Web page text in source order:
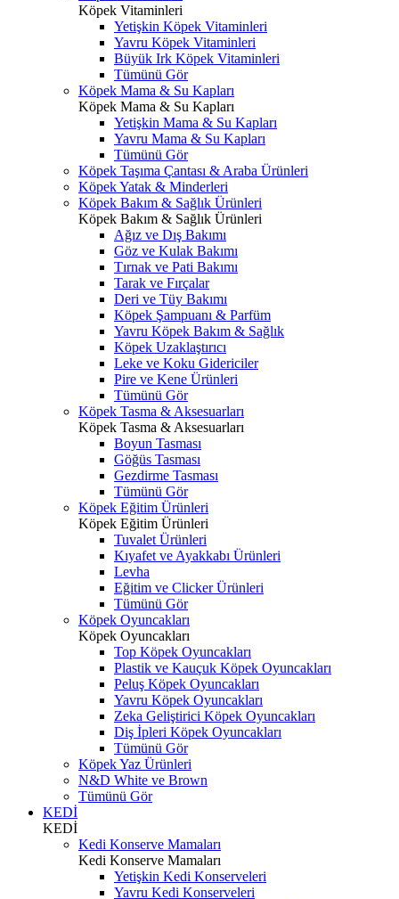
Köpek Vitaminleri
Yetişkin Köpek Vitaminleri
Yavru Köpek Vitaminleri
Büyük Irk Köpek Vitaminleri
Tümünü Gör
Köpek Mama & Su Kapları
Köpek Mama & Su Kapları
Yetişkin Mama & Su Kapları
Yavru Mama & Su Kapları
Tümünü Gör
Köpek Taşıma Çantası & Araba Ürünleri
Köpek Yatak & Minderleri
Köpek Bakım & Sağlık Ürünleri
Köpek Bakım & Sağlık Ürünleri
Ağız ve Dış Bakımı
Göz ve Kulak Bakımı
Tırnak ve Pati Bakımı
Tarak ve Fırçalar
Deri ve Tüy Bakımı
Köpek Şampuanı & Parfüm
Yavru Köpek Bakım & Sağlık
Köpek Uzaklaştırıcı
Leke ve Koku Gidericiler
Pire ve Kene Ürünleri
Tümünü Gör
Köpek Tasma & Aksesuarları
Köpek Tasma & Aksesuarları
Boyun Tasması
Göğüs Tasması
Gezdirme Tasması
Tümünü Gör
Köpek Eğitim Ürünleri
Köpek Eğitim Ürünleri
Tuvalet Ürünleri
Kıyafet ve Ayakkabı Ürünleri
Levha
Eğitim ve Clicker Ürünleri
Tümünü Gör
Köpek Oyuncakları
Köpek Oyuncakları
Top Köpek Oyuncakları
Plastik ve Kauçuk Köpek Oyuncakları
Peluş Köpek Oyuncakları
Yavru Köpek Oyuncakları
Zeka Geliştirici Köpek Oyuncakları
Diş İpleri Köpek Oyuncakları
Tümünü Gör
Köpek Yaz Ürünleri
N&D White ve Brown
Tümünü Gör
KEDİ
KEDİ
Kedi Konserve Mamaları
Kedi Konserve Mamaları
Yetişkin Kedi Konserveleri
Yavru Kedi Konserveleri